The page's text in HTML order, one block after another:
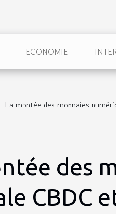
ECONOMIE
La montée des monnaies
des
CBDC